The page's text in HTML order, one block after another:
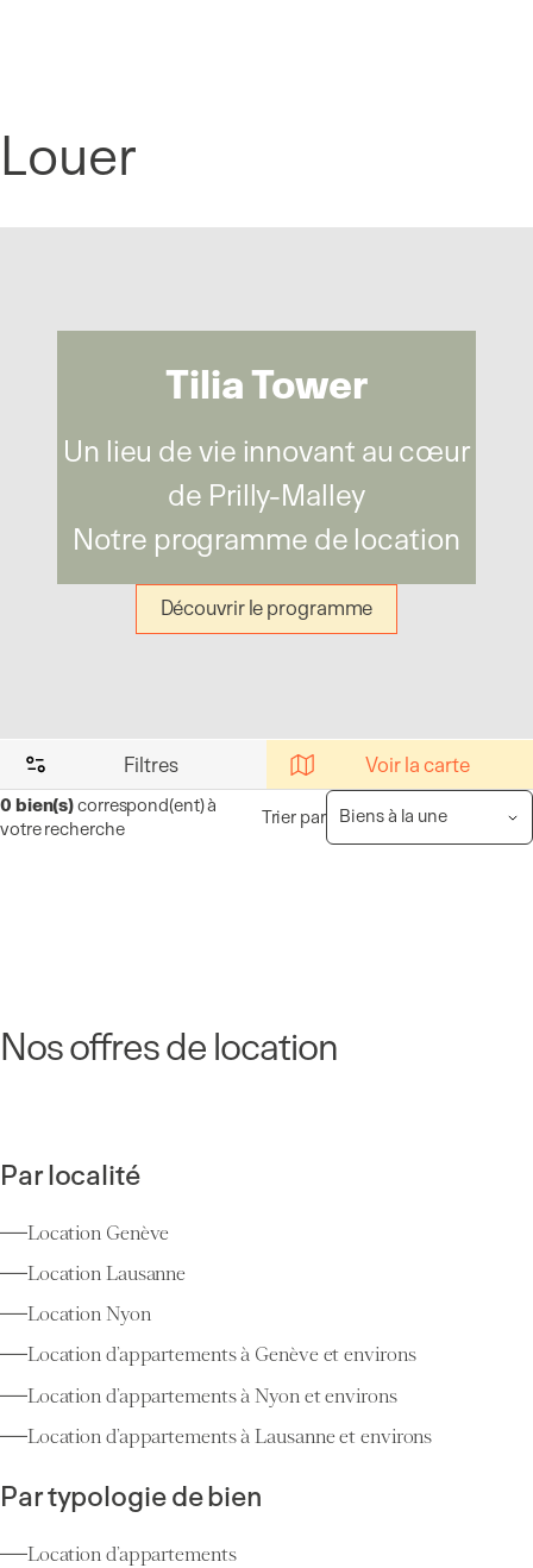
Louer
Tilia Tower
Un lieu de vie innovant au cœur
de Prilly-Malley
Notre programme de location
Découvrir le programme
Filtres Voir la carte
0 bien(s)correspond(ent) à
votre recherche
Trier par
Nos offres de location
Par localité
Location Genève
Location Lausanne
Location Nyon
Location d’appartements à Genève et environs
Location d’appartements à Nyon et environs
Location d’appartements à Lausanne et environs
Par typologie de bien
Location d’appartements